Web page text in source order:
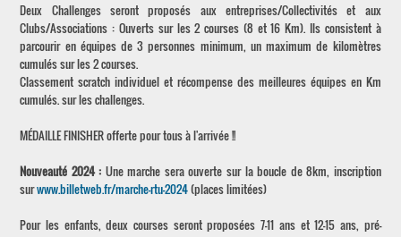
Deux Challenges seront proposés aux entreprises/Collectivités et aux
Clubs/Associations : Ouverts sur les 2 courses (8 et 16 Km). Ils consistent à
parcourir en équipes de 3 personnes minimum, un maximum de kilomètres
cumulés sur les 2 courses.
Classement scratch individuel et récompense des meilleures équipes en Km
cumulés. sur les challenges.
MÉDAILLE FINISHER offerte pour tous à l'arrivée !!
Nouveauté 2024 : Une marche sera ouverte sur la boucle de 8km, inscription
surwww.billetweb.fr/marche-rtu-2024(places limitées)
Pour les enfants, deux courses seront proposées 7-11 ans et 12-15 ans, pré-